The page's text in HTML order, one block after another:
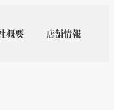
概要 店舗情報